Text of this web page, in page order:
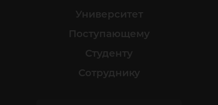
Университет
Поступающему
Студенту
Сотруднику